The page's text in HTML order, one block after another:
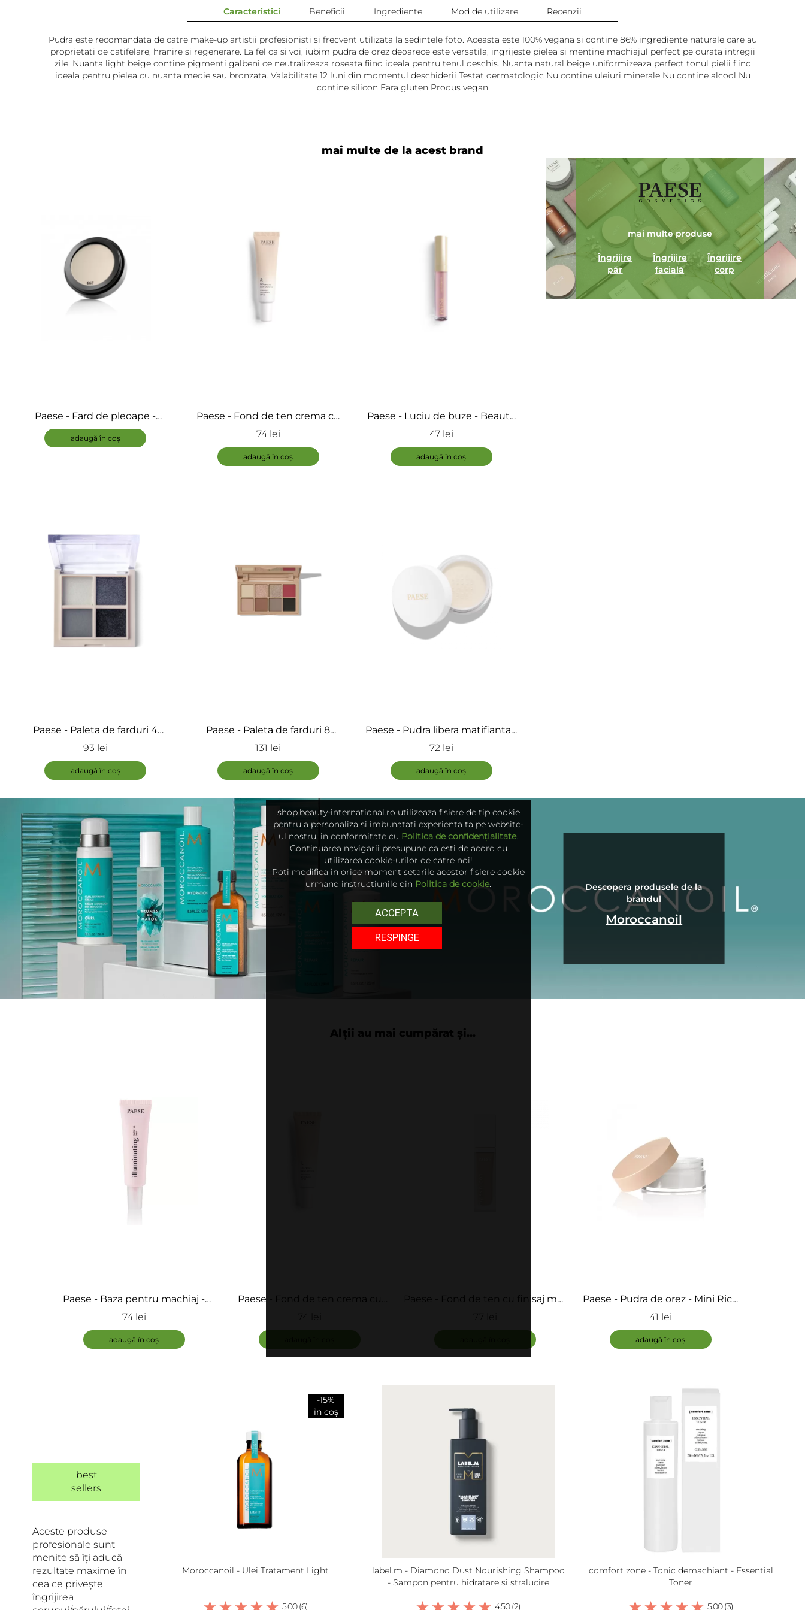
Caracteristici Beneficii Ingrediente Mod de utilizare Recenzii
Pudra este recomandata de catre make-up artistii profesionisti si frecvent utilizata la sedintele foto. Aceasta este 100% vegana si contine 86% ingrediente naturale care au
proprietati de catifelare, hranire si regenerare. La fel ca si voi, iubim pudra de orez deoarece este versatila, ingrijeste pielea si mentine machiajul perfect pe durata intregii
zile. Nuanta light beige contine pigmenti galbeni ce neutralizeaza roseata fiind ideala pentru tenul deschis. Nuanta natural beige uniformizeaza perfect tonul pielii fiind
ideala pentru pielea cu nuanta medie sau bronzata. Valabilitate 12 luni din momentul deschiderii Testat dermatologic Nu contine uleiuri minerale Nu contine alcool Nu
contine silicon Fara gluten Produs vegan
Adaugă review
mai multe de la acest brand
Paese - Fard de pleoape -
Kashmir Mono&Neo
adaugă în coș
Paese - Fond de ten crema cu
SPF 30 - DD Cream
74 lei
adaugă în coș
Paese - Luciu de buze - Beauty
Lipgloss
47 lei
adaugă în coș
Paese - Paleta de farduri 4
nuante - Daily Vibe
93 lei
adaugă în coș
Paese - Paleta de farduri 8
nuante - Eye Shadow
131 lei
adaugă în coș
Paese - Pudra libera matifianta -
MATTIFYING LOOSE POWDER
72 lei
adaugă în coș
mai multe produse
Îngrijire
păr
Îngrijire
facială
Îngrijire
corp
Descopera produsele de la
brandul
Moroccanoil
Alții au mai cumpărat și...
Paese - Baza pentru machiaj -
Illuminating Make-up Base
74 lei
adaugă în coș
Paese - Fond de ten crema cu
74 lei
Paese - Fond de ten cu finisaj mat
77 lei
Paese - Pudra de orez - Mini Rice
Powder
41 lei
adaugă în coș
best
sellers
Aceste produse
profesionale sunt
menite să îți aducă
rezultate maxime în
cea ce privește
îngrijirea
-15%
în coș
Moroccanoil - Ulei Tratament Light
5.00 (6)
label.m - Diamond Dust Nourishing Shampoo
- Sampon pentru hidratare si stralucire
4.50 (2)
comfort zone - Tonic demachiant - Essential
Toner
5.00 (3)
shop.beauty-international.ro utilizeaza fisiere de tip cookie
pentru a personaliza si imbunatati experienta ta pe website-
ul nostru, in conformitate cu Politica de confidențialitate.
Continuarea navigarii presupune ca esti de acord cu
utilizarea cookie-urilor de catre noi!
Poti modifica in orice moment setarile acestor fisiere cookie
urmand instructiunile din Politica de cookie.
ACCEPTA
RESPINGE